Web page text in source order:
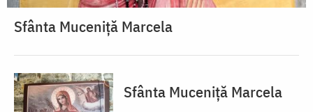
Sfânta Muceniță Marcela
Sfânta Muceniță Marcela